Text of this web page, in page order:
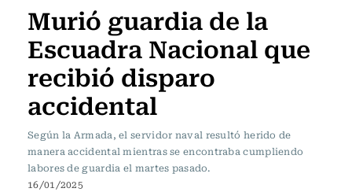
Murió guardia de la
Escuadra Nacional que
recibió disparo
accidental
Según la Armada, el servidor naval resultó herido de
manera accidental mientras se encontraba cumpliendo
labores de guardia el martes pasado.
16/01/2025